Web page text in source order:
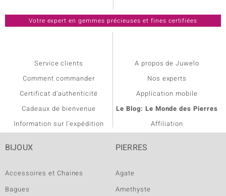
Service clients
Comment commander
Certificat d'authenticité
Cadeaux de bienvenue
Information sur l'expédition
A propos de Juwelo
Nos experts
Application mobile
Le Blog: Le Monde des Pierres
Affiliation
BIJOUX
Accessoires et Chaines
Bagues
PIERRES
Agate
Amethyste